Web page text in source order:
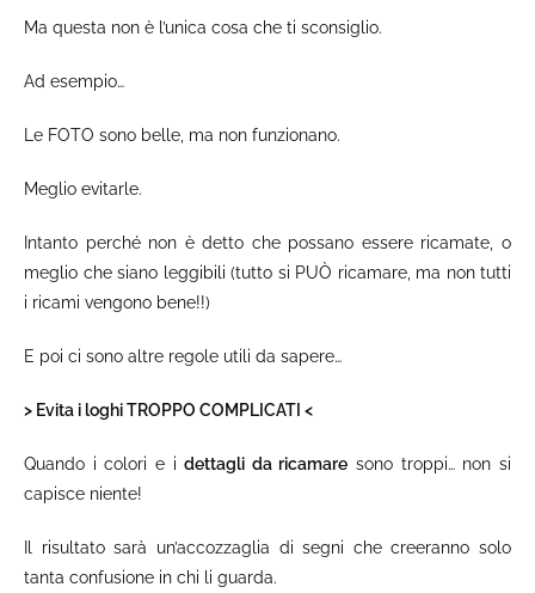
Ma questa non è l’unica cosa che ti sconsiglio.
Ad esempio…
Le FOTO sono belle, ma non funzionano.
Meglio evitarle.
Intanto perché non è detto che possano essere ricamate, o
meglio che siano leggibili (tutto si PUÒ ricamare, ma non tutti
i ricami vengono bene!!)
E poi ci sono altre regole utili da sapere…
> Evita i loghi TROPPO COMPLICATI <
Quando i colori e idettagli da ricamare sono troppi… non si
capisce niente!
Il risultato sarà un’accozzaglia di segni che creeranno solo
tanta confusione in chi li guarda.